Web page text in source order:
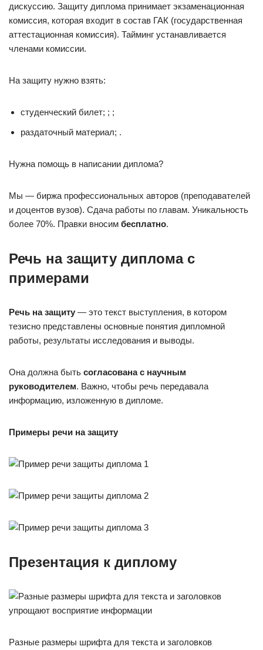
дискуссию. Защиту диплома принимает экзаменационная
комиссия, которая входит в состав ГАК (государственная
аттестационная комиссия). Тайминг устанавливается
членами комиссии.
На защиту нужно взять:
студенческий билет; ; ;
раздаточный материал; .
Нужна помощь в написании диплома?
Мы — биржа профессиональных авторов (преподавателей
и доцентов вузов). Сдача работы по главам. Уникальность
более 70%. Правки вносим бесплатно.
Речь на защиту диплома с
примерами
Речь на защиту — это текст выступления, в котором
тезисно представлены основные понятия дипломной
работы, результаты исследования и выводы.
Она должна быть согласована с научным
руководителем. Важно, чтобы речь передавала
информацию, изложенную в дипломе.
Примеры речи на защиту
Презентация к диплому
Разные размеры шрифта для текста и заголовков